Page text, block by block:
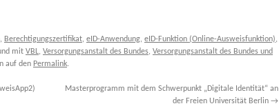
, Berechtigungszertifikat, eID-Anwendung, eID-Funktion (Online-Ausweisfunktion),
mit VBL, Versorgungsanstalt des Bundes, Versorgungsanstalt des Bundes und
auf den Permalink.
Masterprogramm mit dem Schwerpunkt „Digitale Identität“ an
der Freien Universität Berlin →